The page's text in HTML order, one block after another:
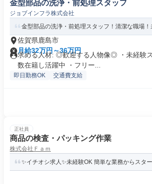
金型部品の洗浄・前処理スタッフ
ジョブインフラ株式会社
金型部品の洗浄・前処理スタッフ！清潔な職場！
佐賀県鹿島市
月給32万円～36万円
求める人材: ◎歓迎する人物像◎ ・未経験
数在籍し活躍中 ・フリー...
即日勤務OK 交通費支給
正社員
商品の検査・パッキング作業
株式会社Ｆａｍ
✨イチオシ求人✨未経験OK 簡単な業務からスター